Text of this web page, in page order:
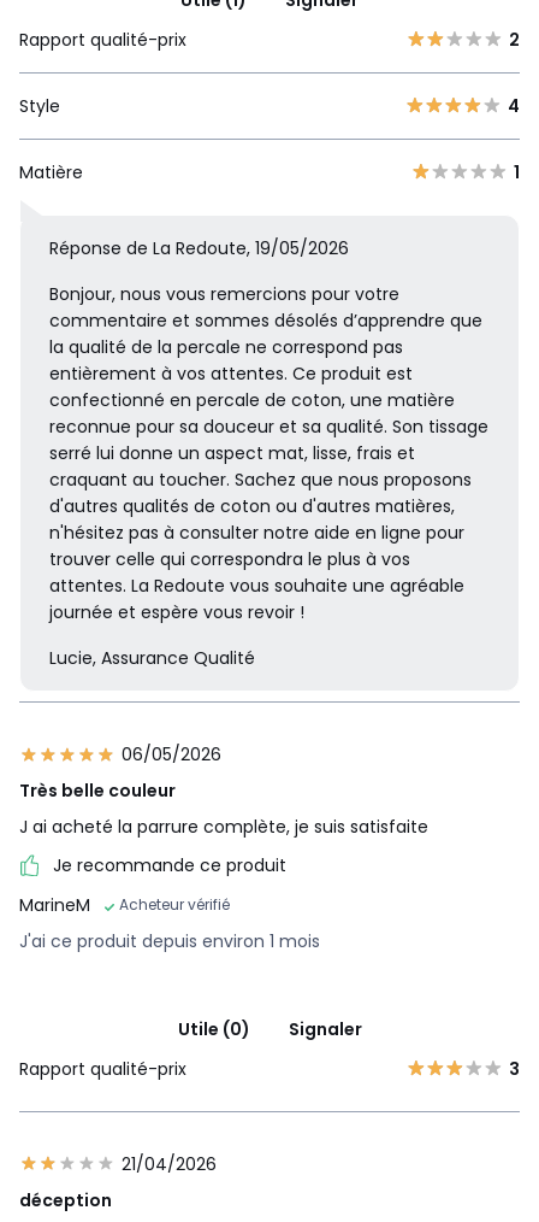
Rapport qualité-prix
2
Style 4
Matière 1
Réponse de La Redoute, 19/05/2026
Bonjour, nous vous remercions pour votre
commentaire et sommes désolés d’apprendre que
la qualité de la percale ne correspond pas
entièrement à vos attentes. Ce produit est
confectionné en percale de coton, une matière
reconnue pour sa douceur et sa qualité. Son tissage
serré lui donne un aspect mat, lisse, frais et
craquant au toucher. Sachez que nous proposons
d'autres qualités de coton ou d'autres matières,
n'hésitez pas à consulter notre aide en ligne pour
trouver celle qui correspondra le plus à vos
attentes. La Redoute vous souhaite une agréable
journée et espère vous revoir !
Lucie, Assurance Qualité
06/05/2026
Très belle couleur
J ai acheté la parrure complète, je suis satisfaite
Je recommande ce produit
MarineM
Acheteur vérifié
J'ai ce produit depuis environ 1 mois
Utile (0)
Signaler
Rapport qualité-prix
3
21/04/2026
déception